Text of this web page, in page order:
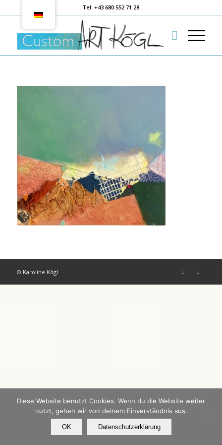
Tel: +43 680 552 71 28
© Karoline Kögl
Diese Website benutzt Cookies. Wenn du die Website weiter
nutzt, gehen wir von deinem Einverständnis aus.
OK Datenschutzerklärung